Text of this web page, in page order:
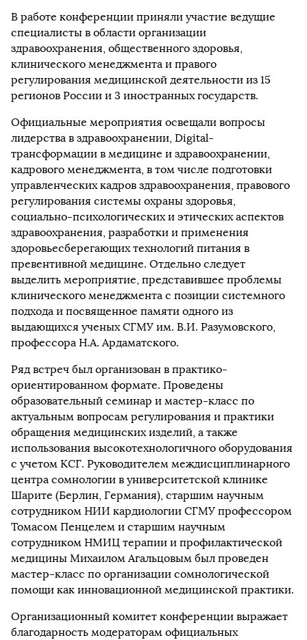
В работе конференции приняли участие ведущие
специалисты в области организации
здравоохранения, общественного здоровья,
клинического менеджмента и правого
регулирования медицинской деятельности из 15
регионов России и 3 иностранных государств.
Официальные мероприятия освещали вопросы
лидерства в здравоохранении, Digital-
трансформации в медицине и здравоохранении,
кадрового менеджмента, в том числе подготовки
управленческих кадров здравоохранения, правового
регулирования системы охраны здоровья,
социально-психологических и этических аспектов
здравоохранения, разработки и применения
здоровьесберегающих технологий питания в
превентивной медицине. Отдельно следует
выделить мероприятие, представившее проблемы
клинического менеджмента с позиции системного
подхода и посвященное памяти одного из
выдающихся ученых СГМУ им. В.И. Разумовского,
профессора Н.А. Ардаматского.
Ряд встреч был организован в практико-
ориентированном формате. Проведены
образовательный семинар и мастер-класс по
актуальным вопросам регулирования и практики
обращения медицинских изделий, а также
использования высокотехнологичного оборудования
с учетом КСГ. Руководителем междисциплинарного
центра сомнологии в университетской клинике
Шарите (Берлин, Германия), старшим научным
сотрудником НИИ кардиологии СГМУ профессором
Томасом Пенцелем и старшим научным
сотрудником НМИЦ терапии и профилактической
медицины Михаилом Агальцовым был проведен
мастер-класс по организации сомнологической
помощи как инновационной медицинской практики.
Организационный комитет конференции выражает
благодарность модераторам официальных